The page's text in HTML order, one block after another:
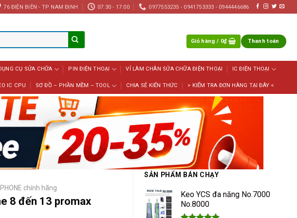
76 ĐIỆN BIÊN - TP NAM ĐỊNH 07:30 - 17:00 0977553235 - 0941753333 - 0944446686
Giỏ hàng / 0₫ Thanh toán
CỤ SỬA CHỮA PIN ĐIỆN THOẠI VỈ LÀM CHÂN SỬA CHỮA ĐIỆN THOẠI IC ĐIỆN THOẠI
IC CPU SƠ ĐỒ – PHẦN MỀM – TOOL CHIA SẺ KIẾN THỨC > KIỂM TRA ĐƠN HÀNG TẠI ĐÂY <
SẢN PHẨM BÁN CHẠY
Keo YCS đa năng No.7000
No.8000
chính hãng
8 đến 13 promax